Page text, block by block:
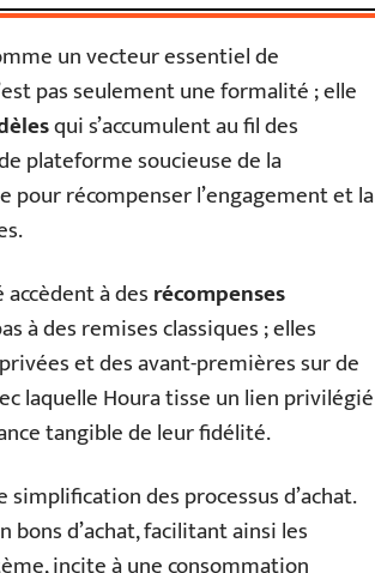
un vecteur essentiel de
pas seulement une formalité ; elle
qui s’accumulent au fil des
plateforme soucieuse de la
pour récompenser l’engagement et la
à desrécompenses
à des remises classiques ; elles
et des avant-premières sur de
laquelle Houra tisse un lien privilégié
tangible de leur fidélité.
des processus d’achat.
d’achat, facilitant ainsi les